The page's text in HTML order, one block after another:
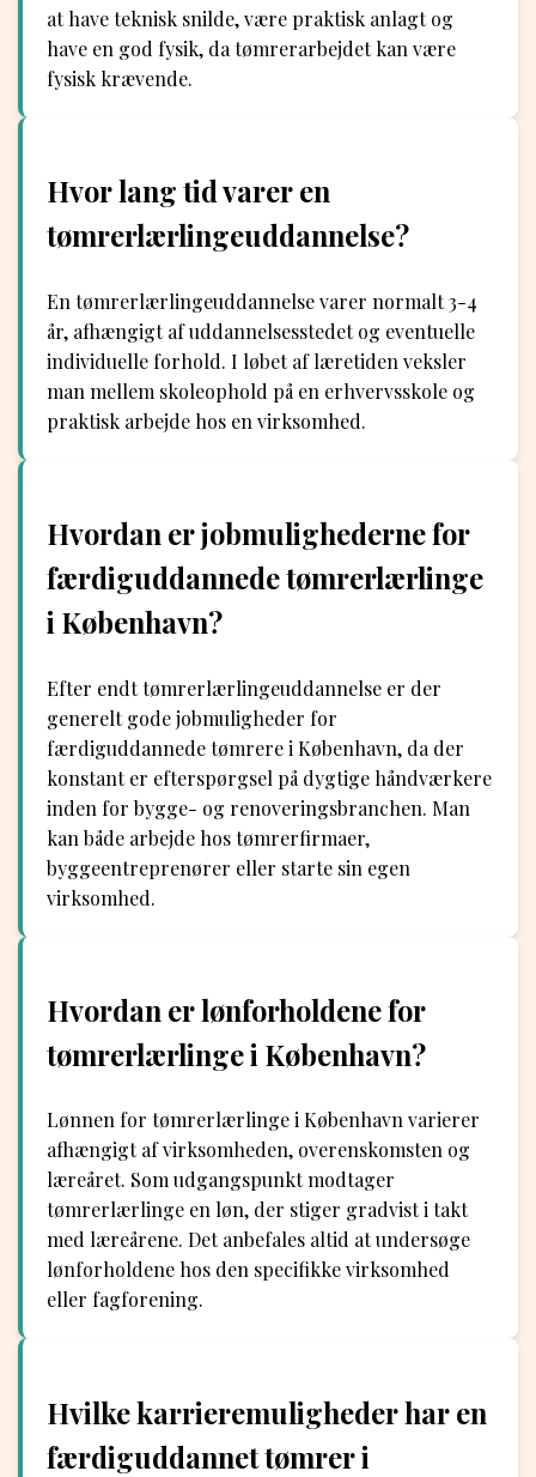
at have teknisk snilde, være praktisk anlagt og
have en god fysik, da tømrerarbejdet kan være
fysisk krævende.
Hvor lang tid varer en
tømrerlærlingeuddannelse?
En tømrerlærlingeuddannelse varer normalt 3-4
år, afhængigt af uddannelsesstedet og eventuelle
individuelle forhold. I løbet af læretiden veksler
man mellem skoleophold på en erhvervsskole og
praktisk arbejde hos en virksomhed.
Hvordan er jobmulighederne for
færdiguddannede tømrerlærlinge
i København?
Efter endt tømrerlærlingeuddannelse er der
generelt gode jobmuligheder for
færdiguddannede tømrere i København, da der
konstant er efterspørgsel på dygtige håndværkere
inden for bygge- og renoveringsbranchen. Man
kan både arbejde hos tømrerfirmaer,
byggeentreprenører eller starte sin egen
virksomhed.
Hvordan er lønforholdene for
tømrerlærlinge i København?
Lønnen for tømrerlærlinge i København varierer
afhængigt af virksomheden, overenskomsten og
læreåret. Som udgangspunkt modtager
tømrerlærlinge en løn, der stiger gradvist i takt
med læreårene. Det anbefales altid at undersøge
lønforholdene hos den specifikke virksomhed
eller fagforening.
Hvilke karrieremuligheder har en
færdiguddannet tømrer i